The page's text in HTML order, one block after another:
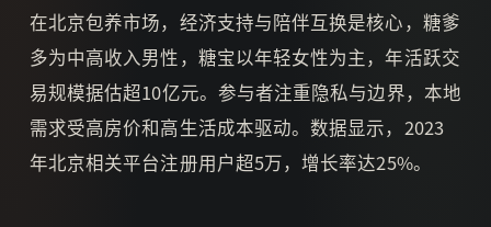
在北京包养市场，经济支持与陪伴互换是核心，糖爹
多为中高收入男性，糖宝以年轻女性为主，年活跃交
易规模据估超10亿元。参与者注重隐私与边界，本地
需求受高房价和高生活成本驱动。数据显示，2023
年北京相关平台注册用户超5万，增长率达25%。